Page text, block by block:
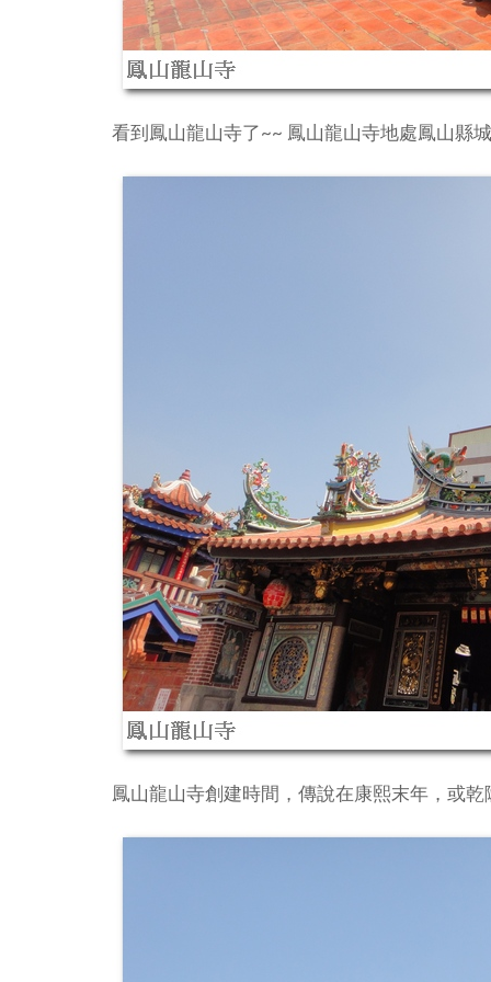
看到鳳山龍山寺了~~ 鳳山龍山寺地處鳳山縣
鳳山龍山寺創建時間，傳說在康熙末年，或乾